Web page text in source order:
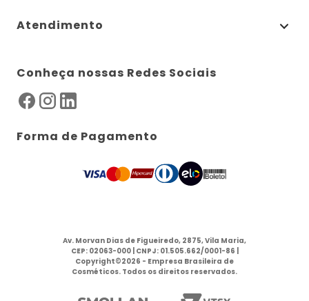
Atendimento
Conheça nossas Redes Sociais
Forma de Pagamento
Av. Morvan Dias de Figueiredo, 2875, Vila Maria,
CEP: 02063-000 | CNPJ: 01.505.662/0001-86 |
Copyright©2026 - Empresa Brasileira de
Cosméticos. Todos os direitos reservados.